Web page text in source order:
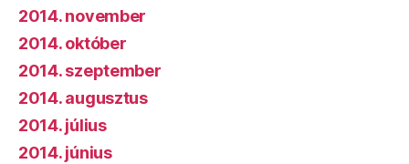
2014. november
2014. október
2014. szeptember
2014. augusztus
2014. július
2014. június